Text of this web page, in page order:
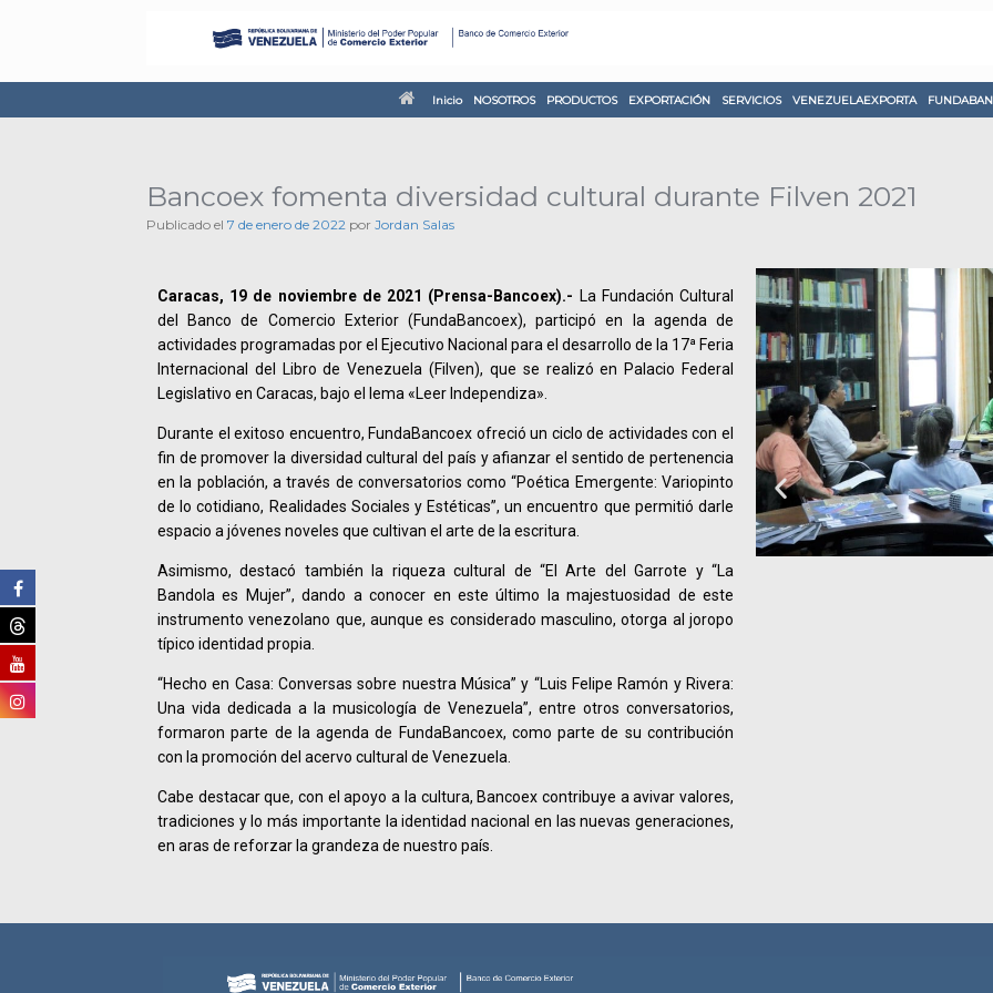
Inicio NOSOTROS PRODUCTOS EXPORTACIÓN SERVICIOS VENEZUELAEXPORTA
Bancoex fomenta diversidad cultural durante Filven 2021
Publicado el 7 de enero de 2022 por Jordan Salas
Caracas, 19 de noviembre de 2021 (Prensa-Bancoex).- La Fundación Cultural
del Banco de Comercio Exterior (FundaBancoex), participó en la agenda de
actividades programadas por el Ejecutivo Nacional para el desarrollo de la 17ª Feria
Internacional del Libro de Venezuela (Filven), que se realizó en Palacio Federal
Legislativo en Caracas, bajo el lema «Leer Independiza».
Durante el exitoso encuentro, FundaBancoex ofreció un ciclo de actividades con el
fin de promover la diversidad cultural del país y afianzar el sentido de pertenencia
en la población, a través de conversatorios como “Poética Emergente: Variopinto
de lo cotidiano, Realidades Sociales y Estéticas”, un encuentro que permitió darle
espacio a jóvenes noveles que cultivan el arte de la escritura.
Asimismo, destacó también la riqueza cultural de “El Arte del Garrote y “La
Bandola es Mujer”, dando a conocer en este último la majestuosidad de este
instrumento venezolano que, aunque es considerado masculino, otorga al joropo
típico identidad propia.
“Hecho en Casa: Conversas sobre nuestra Música” y “Luis Felipe Ramón y Rivera:
Una vida dedicada a la musicología de Venezuela”, entre otros conversatorios,
formaron parte de la agenda de FundaBancoex, como parte de su contribución
con la promoción del acervo cultural de Venezuela.
Cabe destacar que, con el apoyo a la cultura, Bancoex contribuye a avivar valores,
tradiciones y lo más importante la identidad nacional en las nuevas generaciones,
en aras de reforzar la grandeza de nuestro país.